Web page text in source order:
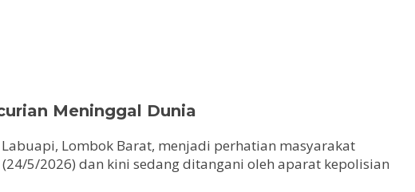
Meninggal Dunia
Lombok Barat, menjadi perhatian masyarakat
5/2026) dan kini sedang ditangani oleh aparat kepolisian